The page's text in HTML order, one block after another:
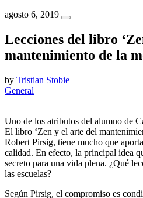
agosto 6, 2019
Lecciones del libro
mantenimiento de la
by Tristian Stobie
General
Uno de los atributos del alumno de
El libro ‘Zen y el arte del
Robert Pirsig, tiene mucho que
calidad. En efecto, la principal idea
secreto para una vida plena. ¿Qué
las escuelas?
Según Pirsig, el compromiso es